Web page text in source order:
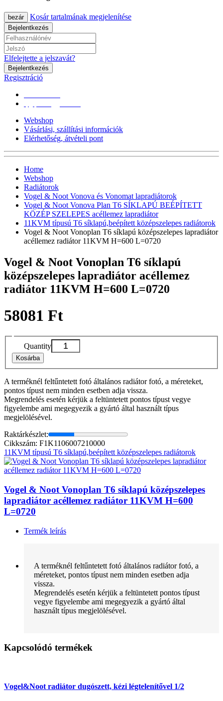
bezár Kosár tartalmának megjelenítése
Bejelentkezés
Elfelejtette a jelszavát?
Bejelentkezés
Regisztráció
Webshop
Vásárlási, szállítási információk
Elérhetőség, átvételi pont
Home
Webshop
Radiátorok
Vogel & Noot Vonova és Vonomat lapradiátorok
Vogel & Noot Vonova Plan T6 SÍKLAPÚ BEÉPÍTETT
KÖZÉP SZELEPES acéllemez lapradiátor
11KVM típusú T6 síklapú,beépített középszelepes radiátorok
Vogel & Noot Vonoplan T6 síklapú középszelepes lapradiátor
acéllemez radiátor 11KVM H=600 L=0720
Vogel & Noot Vonoplan T6 síklapú
középszelepes lapradiátor acéllemez
radiátor 11KVM H=600 L=0720
58081 Ft
Quantity
Kosárba
A terméknél feltűntetett fotó általános radiátor fotó, a méreteket,
pontos típust nem minden esetben adja vissza.
Megrendelés esetén kérjük a feltüntetett pontos típust vegye
figyelembe ami megegyezik a gyártó által használt típus
megjelölésével.
Raktárkészlet:
Cikkszám: F1K1106007210000
11KVM típusú T6 síklapú,beépített középszelepes radiátorok
Vogel & Noot Vonoplan T6 síklapú középszelepes
lapradiátor acéllemez radiátor 11KVM H=600
L=0720
Termék leírás
A terméknél feltűntetett fotó általános radiátor fotó, a
méreteket, pontos típust nem minden esetben adja
vissza.
Megrendelés esetén kérjük a feltüntetett pontos típust
vegye figyelembe ami megegyezik a gyártó által
használt típus megjelölésével.
Kapcsolódó termékek
Vogel&Noot radiátor dugószett, kézi légtelenítővel 1/2